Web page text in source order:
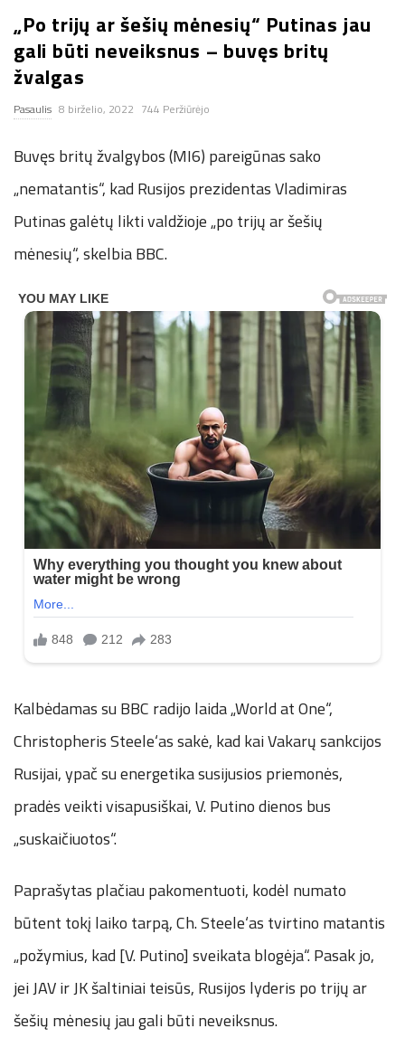
n
.
n
e
t
„Po trijų ar šešių mėnesių“ Putinas jau
gali būti neveiksnus – buvęs britų
žvalgas
Pasaulis 8 birželio, 2022 744 Peržiūrėjo
Buvęs britų žvalgybos (MI6) pareigūnas sako
„nematantis“, kad Rusijos prezidentas Vladimiras
Putinas galėtų likti valdžioje „po trijų ar šešių
mėnesių“, skelbia BBC.
Kalbėdamas su BBC radijo laida „World at One“,
Christopheris Steele‘as sakė, kad kai Vakarų sankcijos
Rusijai, ypač su energetika susijusios priemonės,
pradės veikti visapusiškai, V. Putino dienos bus
„suskaičiuotos“.
Paprašytas plačiau pakomentuoti, kodėl numato
būtent tokį laiko tarpą, Ch. Steele‘as tvirtino matantis
„požymius, kad [V. Putino] sveikata blogėja“. Pasak jo,
jei JAV ir JK šaltiniai teisūs, Rusijos lyderis po trijų ar
šešių mėnesių jau gali būti neveiksnus.